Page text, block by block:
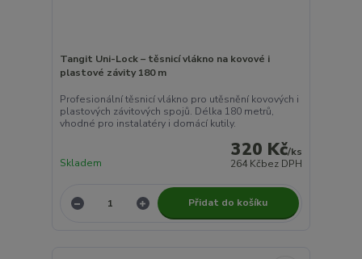
Tangit Uni-Lock – těsnicí vlákno na kovové i
plastové závity 180 m
Profesionální těsnicí vlákno pro utěsnění kovových i
plastových závitových spojů. Délka 180 metrů,
vhodné pro instalatéry i domácí kutily.
320 Kč/ks
264 Kčbez DPH
Skladem
Přidat do košíku